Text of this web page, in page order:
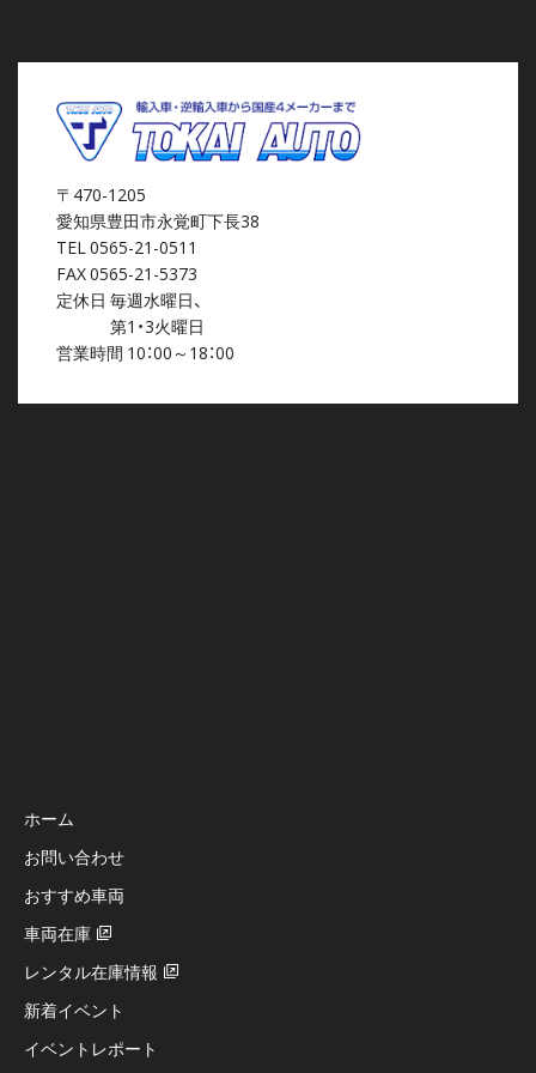
〒470-1205
愛知県豊田市永覚町下長38
TEL 0565-21-0511
FAX 0565-21-5373
定休日 毎週水曜日、
第1・3火曜日
営業時間 10：00～18：00
ホーム
お問い合わせ
おすすめ車両
車両在庫
レンタル在庫情報
新着イベント
イベントレポート